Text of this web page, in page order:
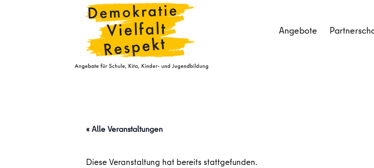
Angebote
« Alle Veranstaltungen
Diese Veranstaltung hat bereits stattgefunden.